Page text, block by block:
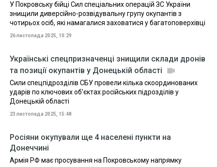
У Покровську бійці Сил спеціальних операцій ЗС України
знищили диверсійно-розвідувальну групу окупантів з
чотирьох осіб, які намагалися заховатися у багатоповерхівці
26 листопада 2025, 10:29
Українські спецпризначенці знищили склади дронів
та позиції окупантів у Донецькій області
Сили спецпідрозділів СБУ провели кілька скоординованих
ударів по ключових об’єктах російських підрозділів у
Донецькій області
23 листопада 2025, 15:48
Росіяни окупували ще 4 населені пункти на
Донеччині
Армія РФ має просування на Покровському напрямку